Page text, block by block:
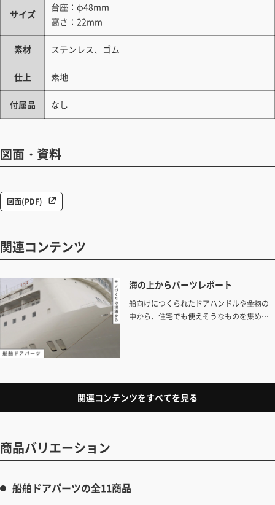
サイズ
台座：φ48mm
高さ：22mm
素材 ステンレス、ゴム
仕上 素地
付属品 なし
図面・資料
図面(PDF)
関連コンテンツ
海の上からパーツレポート
船向けにつくられたドアハンドルや金物の
中から、住宅でも使えそうなものを集めた
しているパーツを取材しました。
関連コンテンツをすべてを見る
商品バリエーション
船舶ドアパーツの全11商品